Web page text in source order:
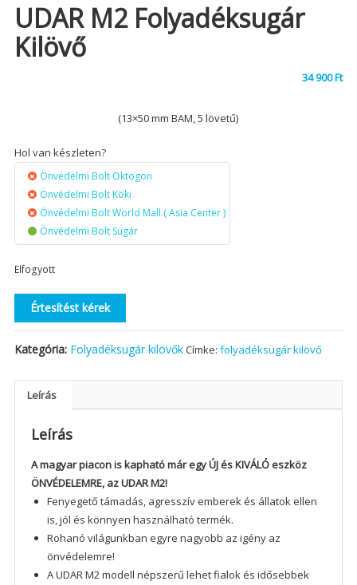
UDAR M2 Folyadéksugár
Kilövő
34 900Ft
(13×50 mm BAM, 5 lövetű)
Hol van készleten?
Önvédelmi Bolt Oktogon
Önvédelmi Bolt Köki
Önvédelmi Bolt World Mall ( Asia Center )
Önvédelmi Bolt Sugár
Elfogyott
Értesítést kérek
Kategória: Folyadéksugár kilövőkCímke: folyadéksugár kilövő
Leírás
Leírás
A magyar piacon is kapható már egy ÚJ és KIVÁLÓ eszköz
ÖNVÉDELEMRE, az UDAR M2!
Fenyegető támadás, agresszív emberek és állatok ellen
is, jól és könnyen használható termék.
Rohanó világunkban egyre nagyobb az igény az
önvédelemre!
A UDAR M2 modell népszerű lehet fialok és idősebbek